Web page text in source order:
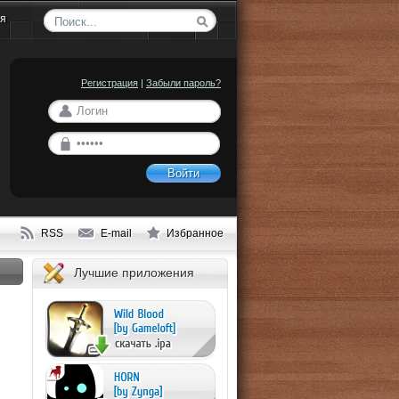
Регистрация | Забыли пароль?
Войти
RSS E-mail Избранное
Лучшие приложения